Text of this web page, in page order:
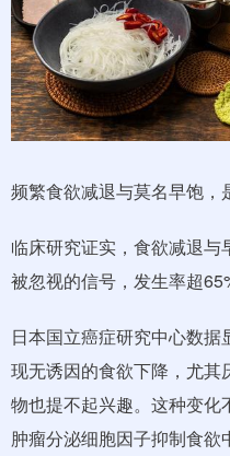
频繁食欲减退与莫名早饱，
临床研究证实，食欲减退
被忽视的信号，发生率超
日本国立癌症研究中心数
现无诱因的食欲下降，尤其
物也提不起兴趣。这种变化
肿瘤分泌细胞因子抑制食